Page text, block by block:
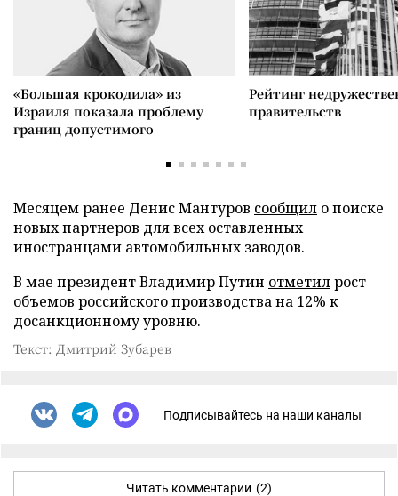
«Большая крокодила» из
Израиля показала проблему
границ допустимого
Рейтинг
правительств
Месяцем ранее Денис Мантуров сообщил о поиске
новых партнеров для всех оставленных
иностранцами автомобильных заводов.
В мае президент Владимир Путин отметилрост
объемов российского производства на 12% к
досанкционному уровню.
Текст: Дмитрий Зубарев
Подписывайтесь на наши каналы
Читать комментарии (2)